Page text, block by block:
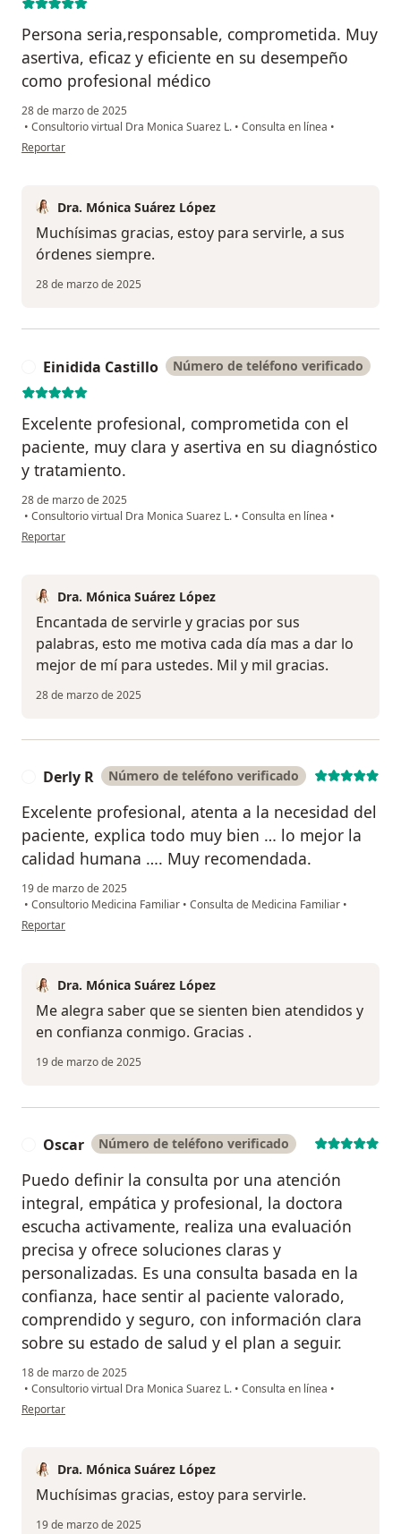
Persona seria,responsable, comprometida. Muy
asertiva, eficaz y eficiente en su desempeño
como profesional médico
28 de marzo de 2025
• Consultorio virtual Dra Monica Suarez L. • Consulta en línea •
en opinión del usuario Thelma López de Pitalúa
Reportar
Dra. Mónica Suárez López
Muchísimas gracias, estoy para servirle, a sus
órdenes siempre.
28 de marzo de 2025
Einidida Castillo Número de teléfono verificado
Excelente profesional, comprometida con el
paciente, muy clara y asertiva en su diagnóstico
y tratamiento.
28 de marzo de 2025
• Consultorio virtual Dra Monica Suarez L. • Consulta en línea •
en opinión del usuario Einidida Castillo
Reportar
Dra. Mónica Suárez López
Encantada de servirle y gracias por sus
palabras, esto me motiva cada día mas a dar lo
mejor de mí para ustedes. Mil y mil gracias.
28 de marzo de 2025
Derly R Número de teléfono verificado
Excelente profesional, atenta a la necesidad del
paciente, explica todo muy bien … lo mejor la
calidad humana …. Muy recomendada.
19 de marzo de 2025
• Consultorio Medicina Familiar • Consulta de Medicina Familiar •
en opinión del usuario Derly R
Reportar
Dra. Mónica Suárez López
Me alegra saber que se sienten bien atendidos y
en confianza conmigo. Gracias .
19 de marzo de 2025
Oscar Número de teléfono verificado
Puedo definir la consulta por una atención
integral, empática y profesional, la doctora
escucha activamente, realiza una evaluación
precisa y ofrece soluciones claras y
personalizadas. Es una consulta basada en la
confianza, hace sentir al paciente valorado,
comprendido y seguro, con información clara
sobre su estado de salud y el plan a seguir.
18 de marzo de 2025
• Consultorio virtual Dra Monica Suarez L. • Consulta en línea •
en opinión del usuario Oscar
Reportar
Dra. Mónica Suárez López
Muchísimas gracias, estoy para servirle.
19 de marzo de 2025